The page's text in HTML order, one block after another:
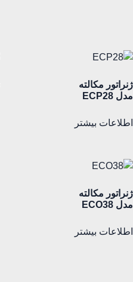
ژنراتور مکالته
مدل ECP28
اطلاعات بیشتر
ژنراتور مکالته
مدل ECO38
اطلاعات بیشتر